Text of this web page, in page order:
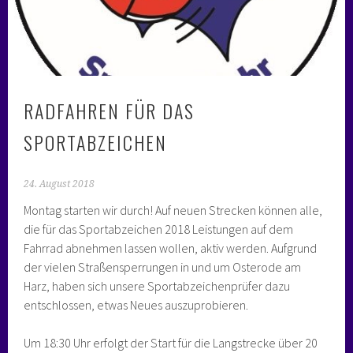
RADFAHREN FÜR DAS
SPORTABZEICHEN
24. August 2018
Montag starten wir durch! Auf neuen Strecken können alle,
die für das Sportabzeichen 2018 Leistungen auf dem
Fahrrad abnehmen lassen wollen, aktiv werden. Aufgrund
der vielen Straßensperrungen in und um Osterode am
Harz, haben sich unsere Sportabzeichenprüfer dazu
entschlossen, etwas Neues auszuprobieren.
Um 18:30 Uhr erfolgt der Start für die Langstrecke über 20